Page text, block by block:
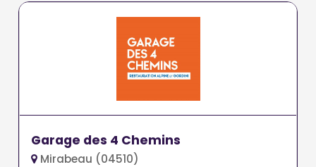
Garage des 4 Chemins
Mirabeau (04510)